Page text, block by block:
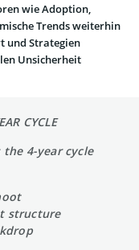
wie Adoption,
Trends weiterhin
und Strategien
Unsicherheit
CYCLE
the 4-year cycle
structure